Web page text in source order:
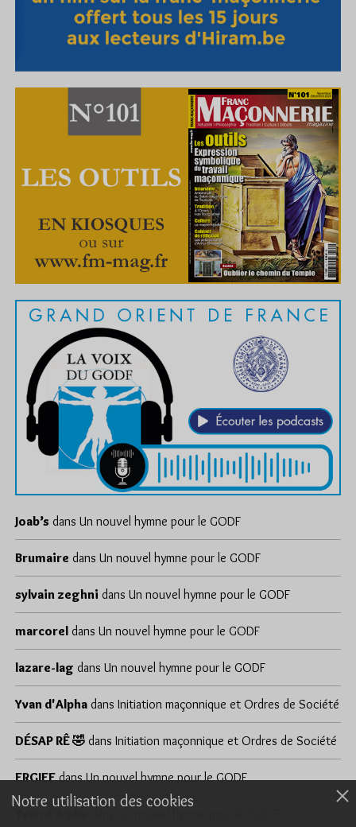
Joab’s dans Un nouvel hymne pour le GODF
Brumaire dans Un nouvel hymne pour le GODF
sylvain zeghni dans Un nouvel hymne pour le GODF
marcorel dans Un nouvel hymne pour le GODF
lazare-lag dans Un nouvel hymne pour le GODF
Yvan d'Alpha dans Initiation maçonnique et Ordres de Société
DÉSAP RÊ 🤣 dans Initiation maçonnique et Ordres de Société
ERGIEFdansUn nouvel hymne pour le GODF
Notre utilisation des cookies